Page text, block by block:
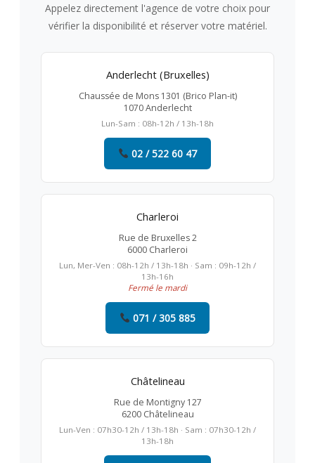
Appelez directement l'agence de votre choix pour
vérifier la disponibilité et réserver votre matériel.
Anderlecht (Bruxelles)
Chaussée de Mons 1301 (Brico Plan-it)
1070 Anderlecht
Lun-Sam : 08h-12h / 13h-18h
02 / 522 60 47
Charleroi
Rue de Bruxelles 2
6000 Charleroi
Lun, Mer-Ven : 08h-12h / 13h-18h · Sam : 09h-12h /
13h-16h
Fermé le mardi
071 / 305 885
Châtelineau
Rue de Montigny 127
6200 Châtelineau
Lun-Ven : 07h30-12h / 13h-18h · Sam : 07h30-12h /
13h-18h